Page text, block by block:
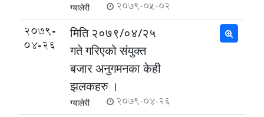
ग्यालेरी 2079-05-02
2079-
04-26
मिति २०७९/०४/२५
गते गरिएको संयुक्त
बजार अनुगमनका केही
झलकहरु ।
ग्यालेरी 2079-04-26